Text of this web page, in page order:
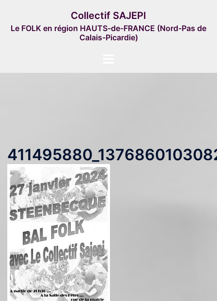
contenu
Collectif SAJEPI
Le FOLK en région HAUTS-de-FRANCE (Nord-Pas de
Calais-Picardie)